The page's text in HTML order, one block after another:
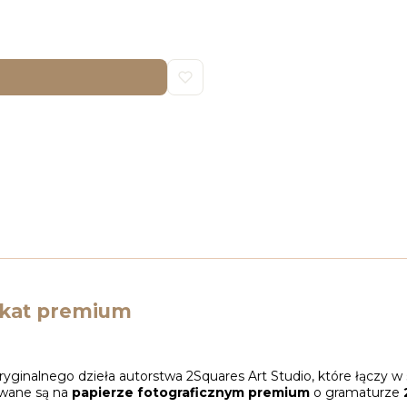
premium
dzieła autorstwa 2Squares Art Studio, które łączy
są na papierze fotograficznym premiumo gramaturze